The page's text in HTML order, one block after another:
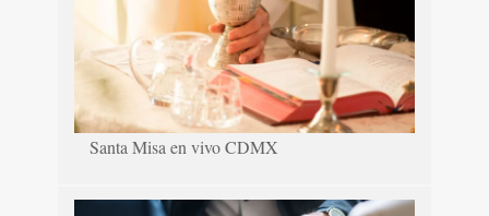
Santa Misa en vivo CDMX